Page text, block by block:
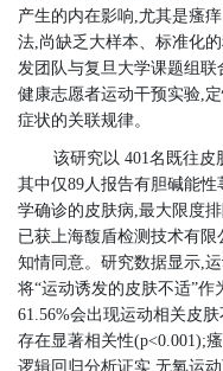
产生的内在影响,尤其是瘙
法,尚缺乏大样本、标准化
发团队与复旦大学课题组
健康志愿者运动干预实验,
症状的关联规律。
该研究以 401名既往
其中仅89人报告有胆碱能
学确诊的皮肤病,最大限度
已获上海馥盾检测技术有
知情同意。研究数据显示,
将“运动诱发的皮肤不适”
61.56%会出现运动相关皮
存在显著相关性(p<0.001);
逻辑回归分析证实,无氧运